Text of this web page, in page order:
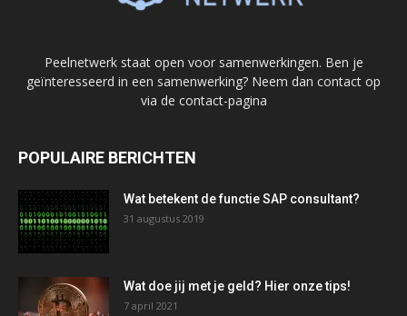
Peelnetwerk staat open voor samenwerkingen. Ben je
geïnteresseerd in een samenwerking? Neem dan contact op
via de contact-pagina
POPULAIRE BERICHTEN
Wat betekent de functie SAP consultant?
31 augustus 2019
Wat doe jij met je geld? Hier onze tips!
7 april 2021